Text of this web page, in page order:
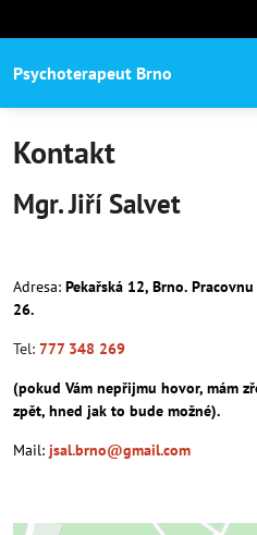
Psychoterapeut Brno
Kontakt
Mgr. Jiří Salvet
Adresa: Pekařská 12, Brno.
26.
Tel: 777 348 269
(pokud Vám nepřijmu hovor, mám
zpět, hned jak to bude možné).
Mail: jsal.brno@gmail.com